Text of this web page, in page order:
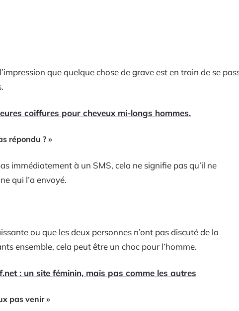
que quelque chose de grave est en train de se
coiffures pour cheveux mi-longs hommes.
répondu ? »
immédiatement à un SMS, cela ne signifie pas qu’il ne
qui l’a envoyé.
ou que les deux personnes n’ont pas discuté de la
ensemble, cela peut être un choc pour l’homme.
: un site féminin, mais pas comme les autres
pas venir »